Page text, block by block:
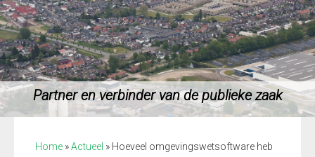
Partner en verbinder van de publieke zaak
Home »Actueel » Hoeveel omgevingswetsoftware heb